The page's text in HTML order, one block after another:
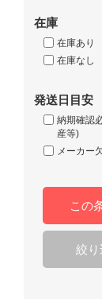
在庫
在庫あり
在庫なし
発送日目安
納期確認
産等)
メーカー
この
絞り